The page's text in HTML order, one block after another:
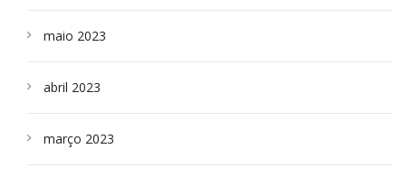
maio 2023
abril 2023
março 2023